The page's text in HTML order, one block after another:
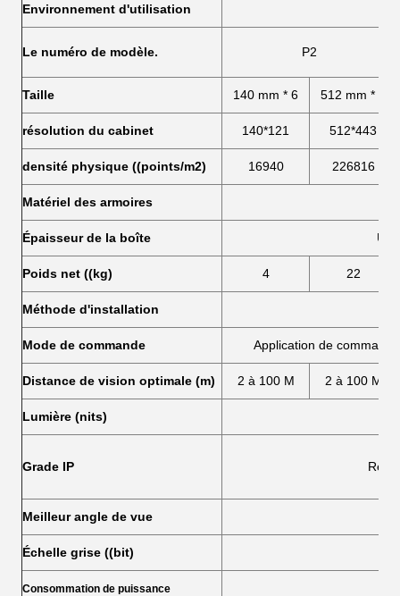
Environnement d'utilisation
Le numéro de modèle. P2
Taille 140 mm * 6 512 mm * 6
résolution du cabinet 140*121 512*443
densité physique ((points/m2) 16940 226816
Matériel des armoires
Épaisseur de la boîte Un
Poids net ((kg) 4 22
Méthode d'installation
Mode de commande Application de
Distance de vision optimale (m) 2 à 100 M 2 à 100 M
Lumière (nits)
Grade IP
Meilleur angle de vue
Échelle grise ((bit)
Consommation de puissance